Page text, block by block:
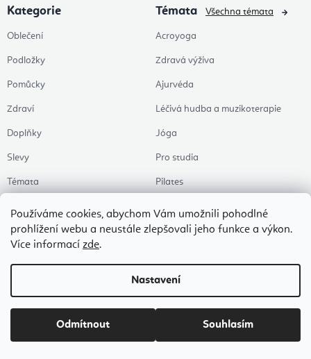
Používáme cookies, abychom Vám umožnili pohodlné
prohlížení webu a neustále zlepšovali jeho funkce a výkon.
Více informací zde.
Nastavení
Odmítnout Souhlasím
Kategorie
Oblečení
Podložky
Pomůcky
Zdraví
Doplňky
Slevy
Témata
Témata
Acroyoga
Zdravá výživa
Ajurvéda
Léčivá hudba a muzikoterapie
Jóga
Pro studia
Pilates
Zen a meditace
Zdravý spánek
Všechna témata
Copyright 2026Flexity Joga Shop . Všechna práva vyhrazena.Upravit nastavení
cookies